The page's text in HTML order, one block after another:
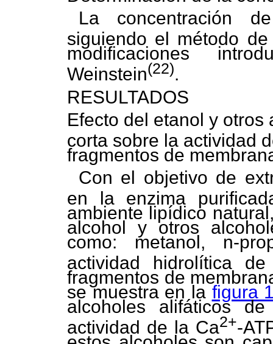
La concentración
siguiendo el método
modificaciones
Weinstein(22).
RESULTADOS
Efecto del etanol y
corta sobre la actividad
fragmentos de
Con el objetivo de
en la enzima
ambiente lipídico
alcohol y otros
como: metanol, n-
actividad hidrolítica
fragmentos de
se muestra en la figura
alcoholes alifáticos
actividad de la Ca2+-